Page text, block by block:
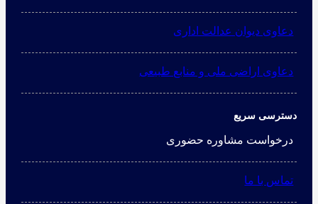
دعاوی دیوان عدالت اداری
دعاوی اراضی ملی و منابع طبیعی
دسترسی سریع
درخواست مشاوره حضوری
تماس با ما